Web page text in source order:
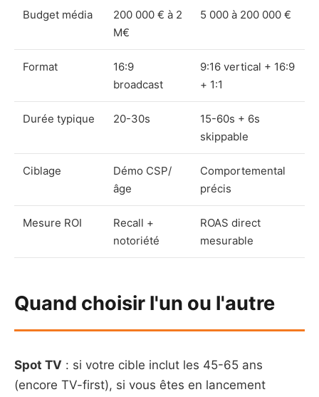
Budget média
200 000 € à 2
M€
5 000 à 200 000 €
Format
16:9
broadcast
9:16 vertical + 16:9
+ 1:1
Durée typique 20-30s
15-60s + 6s
skippable
Ciblage
Démo CSP/
âge
Comportemental
précis
Mesure ROI
Recall +
notoriété
ROAS direct
mesurable
Quand choisir l'un ou l'autre
Spot TV : si votre cible inclut les 45-65 ans
(encore TV-first), si vous êtes en lancement